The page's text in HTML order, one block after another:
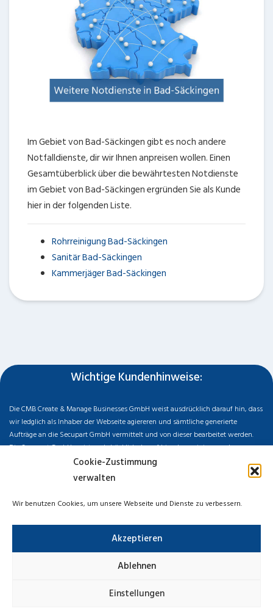
Cookie-Zustimmung
verwalten
Wir benutzen Cookies, um unsere Webseite und Dienste zu verbessern.
Akzeptieren
Ablehnen
Einstellungen
Im Gebiet von Bad-Säckingen gibt es noch andere
Notfalldienste, dir wir Ihnen anpreisen wollen. Einen
Gesamtüberblick über die bewährtesten Notdienste
im Gebiet von Bad-Säckingen ergründen Sie als Kunde
hier in der folgenden Liste.
Rohrreinigung Bad-Säckingen
Sanitär Bad-Säckingen
Kammerjäger Bad-Säckingen
Wichtige Kundenhinweise:
Die CMB Create & Manage Businesses GmbH weist ausdrücklich darauf hin, dass
wir ledglich als Inhaber der Webseite agiereren und sämtliche generierte
Aufträge an die Secupart GmbH vermittelt und von dieser bearbeitet werden.
Die Secupart GmbH weist nachdrücklich darauf hin, dass wir in manchen
Ortschaften keine Zweigstelle haben, sondern die gewünschten Services als
mobiler Dienstleister zu unserem fairen Ortstarif bieten. Neben eigenen
zusammen, an die wir den Auftrag dann weiter vermitteln. Im Falle eines
der Fremdfirmen haften. Haftungsansprüche sind direkt gegenüber der
Kooperationsfirma vor Ort zu stellen und nicht an uns zu richten. Entnehmen Sie
die Daten und die Preise des Partners bitte dem Auftragsformular, welches Sie
Datenschutzerklärung